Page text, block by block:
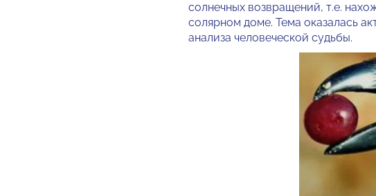
солнечных возвращений, т.е.
солярном доме. Тема оказалась
анализа человеческой судьбы.